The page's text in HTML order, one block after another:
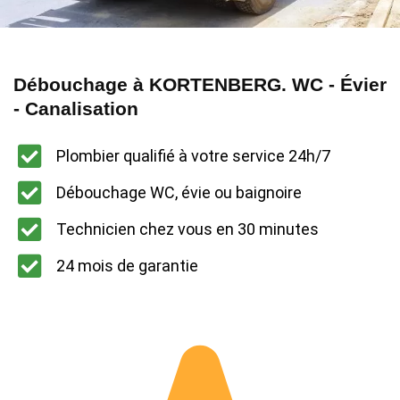
Débouchage à KORTENBERG. WC - Évier
- Canalisation
Plombier qualifié à votre service 24h/7
Débouchage WC, évie ou baignoire
Technicien chez vous en 30 minutes
24 mois de garantie